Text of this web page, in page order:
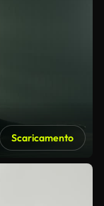
Scaricamento